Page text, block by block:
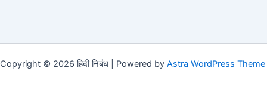
Copyright © 2026 हिंदी निबंध | Powered by Astra WordPress Theme